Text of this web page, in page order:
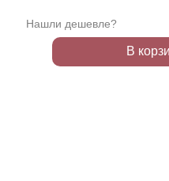
Нашли дешевле?
В